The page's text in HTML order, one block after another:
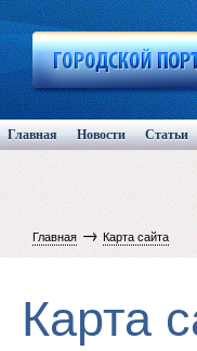
Главная Новости Статьи
Главная→ Карта сайта
Карта